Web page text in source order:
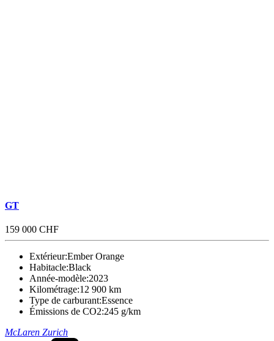
GT
159 000 CHF
Extérieur:Ember Orange
Habitacle:Black
Année-modèle:2023
Kilométrage:12 900 km
Type de carburant:Essence
Émissions de CO2:245 g/km
McLaren Zurich